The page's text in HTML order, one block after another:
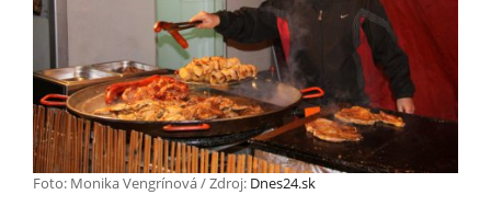
Foto: Monika Vengrínová / Zdroj: Dnes24.sk